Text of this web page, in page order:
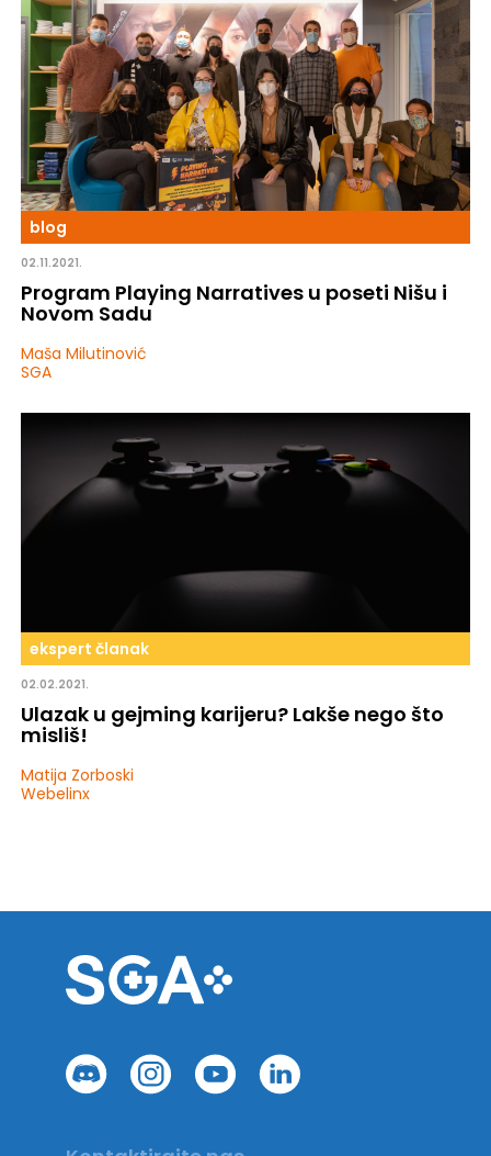
blog
02.11.2021.
Program Playing Narratives u poseti Nišu i
Novom Sadu
Maša Milutinović
SGA
ekspert članak
02.02.2021.
Ulazak u gejming karijeru? Lakše nego što
misliš!
Matija Zorboski
Webelinx